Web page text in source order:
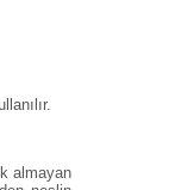
almayan